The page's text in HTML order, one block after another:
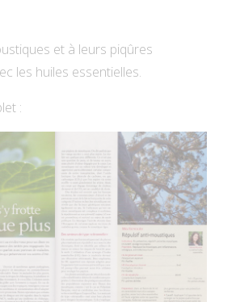
et à leurs piqûres
les huiles essentielles.
: